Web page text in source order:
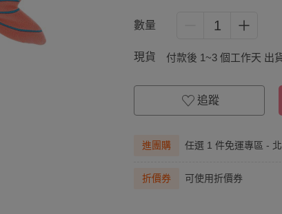
數量 1
現貨 付款後 1~3 個工作天 出
追蹤
進團購 任選 1 件免運專區 -
折價券 可使用折價券